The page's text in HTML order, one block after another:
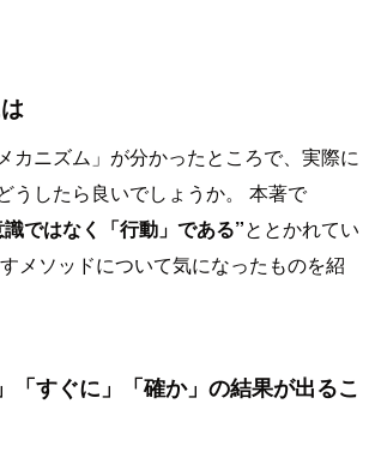
カニズム」が分かったところで、実際に
うしたら良いでしょうか。 本著で
ではなく「行動」である”ととかれてい
メソッドについて気になったものを紹
すぐに」「確か」の結果が出るこ